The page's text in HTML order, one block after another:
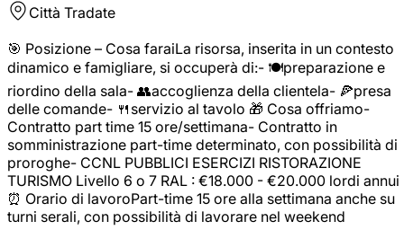
Città Tradate
🎯 Posizione – Cosa faraiLa risorsa, inserita in un contesto
dinamico e famigliare, si occuperà di:- 🍽️preparazione e
riordino della sala- 👥accoglienza della clientela- 🍕presa
delle comande- 🍴servizio al tavolo 🎁 Cosa offriamo-
Contratto part time 15 ore/settimana- Contratto in
somministrazione part-time determinato, con possibilità di
proroghe- CCNL PUBBLICI ESERCIZI RISTORAZIONE
TURISMO Livello 6 o 7 RAL : €18.000 - €20.000 lordi annui
⏰ Orario di lavoroPart-time 15 ore alla settimana anche su
turni serali, con possibilità di lavorare nel weekend